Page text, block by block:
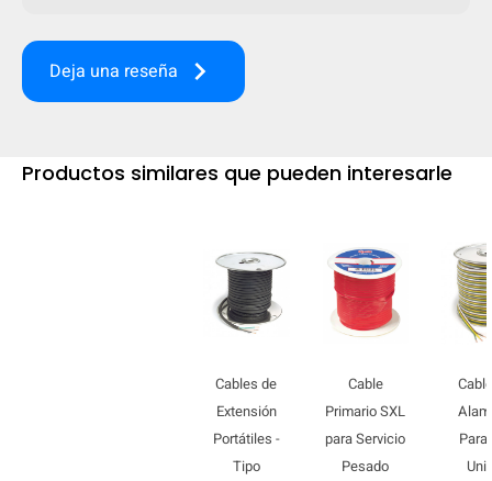
Deja una reseña keyboard_arrow_right
Productos similares que pueden interesarle
Cables de
Extensión
Portátiles -
Tipo
Cable
Primario SXL
para Servicio
Pesado